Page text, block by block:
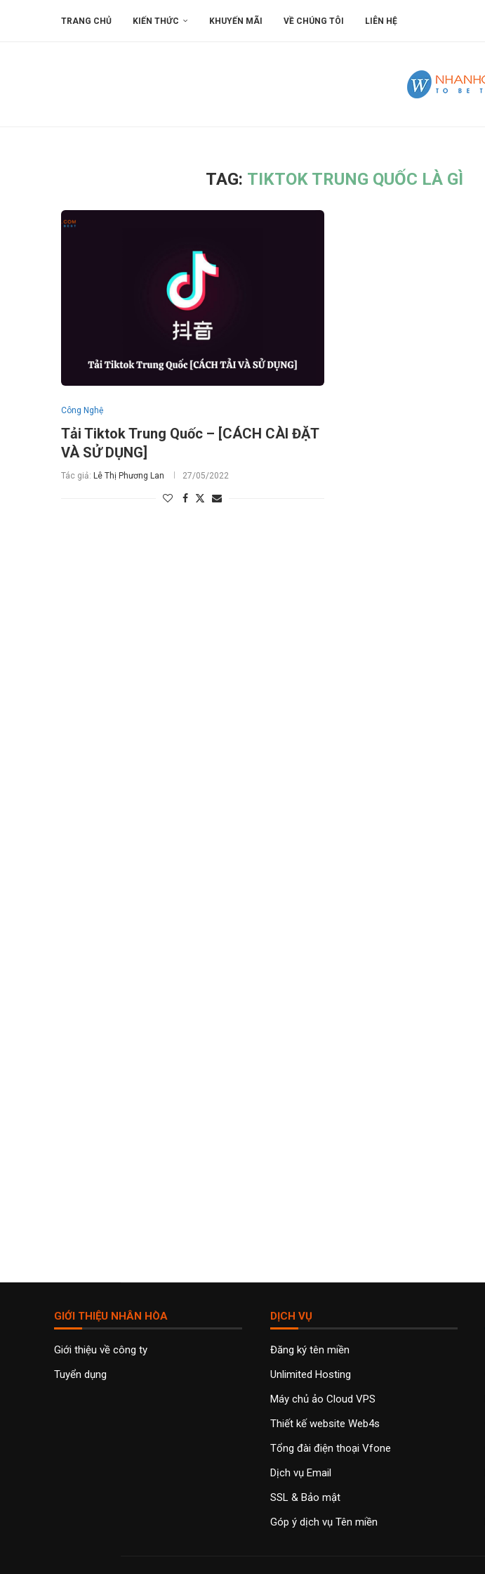
TRANG CHỦ KIẾN THỨC KHUYẾN MÃI VỀ CHÚNG TÔI LIÊN HỆ
TAG: TIKTOK TRUNG QUỐC LÀ GÌ
Công Nghệ
Tải Tiktok Trung Quốc – [CÁCH CÀI ĐẶT
VÀ SỬ DỤNG]
Tác giả: Lê Thị Phương Lan 27/05/2022
GIỚI THIỆU NHÂN HÒA
Giới thiệu về công ty
Tuyển dụng
DỊCH VỤ
Đăng ký tên miền
Unlimited Hosting
Máy chủ ảo Cloud VPS
Thiết kế website Web4s
Tổng đài điện thoại Vfone
Dịch vụ Email
SSL & Bảo mật
Góp ý dịch vụ Tên miền